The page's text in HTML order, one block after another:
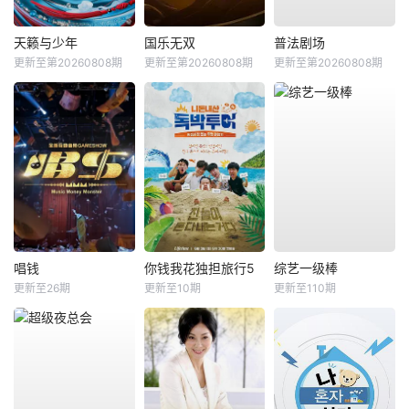
天籁与少年
更新至第20260808期
国乐无双
更新至第20260808期
普法剧场
更新至第20260808期
唱钱
更新至26期
你钱我花独担旅行5
更新至10期
综艺一级棒
更新至110期